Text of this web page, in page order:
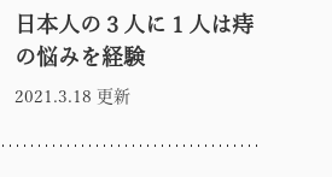
日本人の３人に１人は痔
の悩みを経験
2021.3.18 更新